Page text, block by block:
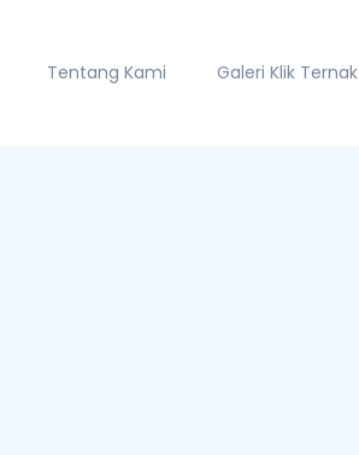
Tentang Kami Galeri Klik Ternak